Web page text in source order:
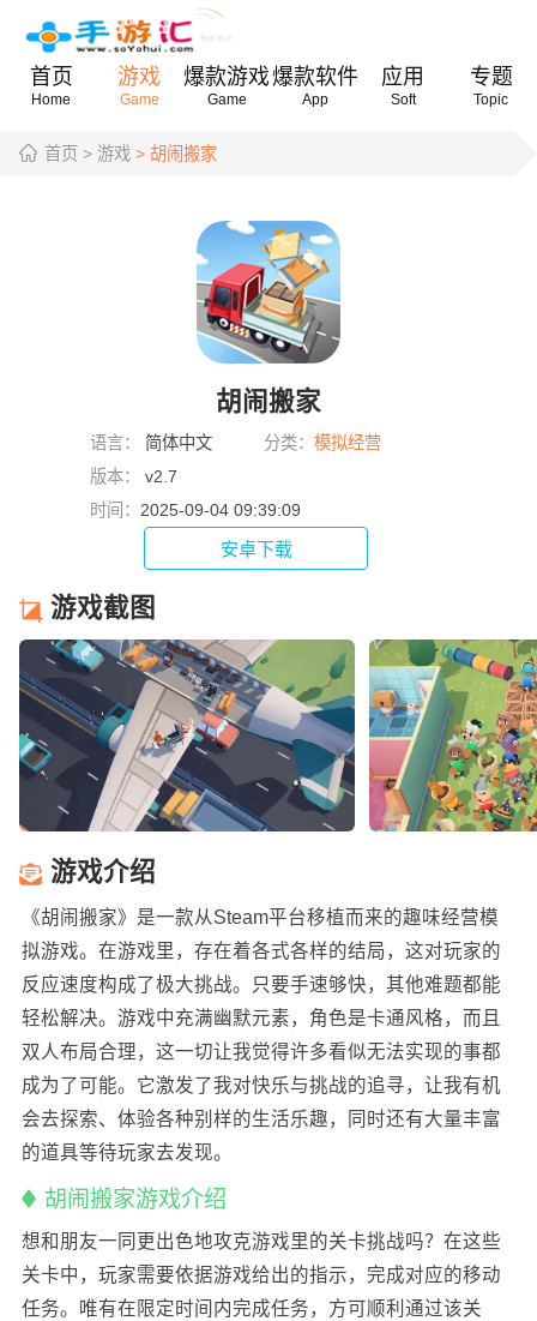
首页
Home
游戏
Game
爆款游戏
Game
爆款软件
App
应用
Soft
专题
Topic
首页 > 游戏 > 胡闹搬家
胡闹搬家
语言： 简体中文 分类： 模拟经营
版本：
v2.7
时间： 2025-09-04 09:39:09
安卓下载
游戏截图
游戏介绍
《胡闹搬家》是一款从Steam平台移植而来的趣味经营模
拟游戏。在游戏里，存在着各式各样的结局，这对玩家的
反应速度构成了极大挑战。只要手速够快，其他难题都能
轻松解决。游戏中充满幽默元素，角色是卡通风格，而且
双人布局合理，这一切让我觉得许多看似无法实现的事都
成为了可能。它激发了我对快乐与挑战的追寻，让我有机
会去探索、体验各种别样的生活乐趣，同时还有大量丰富
的道具等待玩家去发现。
胡闹搬家游戏介绍
想和朋友一同更出色地攻克游戏里的关卡挑战吗？在这些
关卡中，玩家需要依据游戏给出的指示，完成对应的移动
任务。唯有在限定时间内完成任务，方可顺利通过该关